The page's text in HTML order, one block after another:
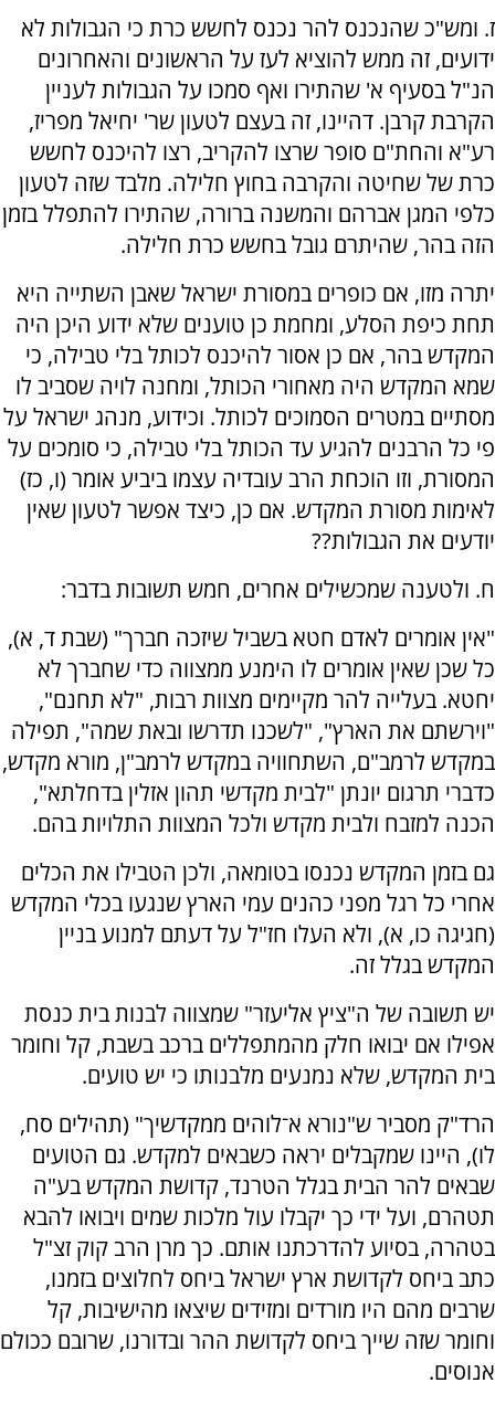
ז. ומש"כ שהנכנס להר נכנס לחשש כרת כי הגבולות לא
ידועים, זה ממש להוציא לעז על הראשונים והאחרונים
הנ"ל בסעיף א' שהתירו ואף סמכו על הגבולות לעניין
הקרבת קרבן. דהיינו, זה בעצם לטעון שר' יחיאל מפריז,
רע"א והחת"ם סופר שרצו להקריב, רצו להיכנס לחשש
כרת של שחיטה והקרבה בחוץ חלילה. מלבד שזה לטעון
כלפי המגן אברהם והמשנה ברורה, שהתירו להתפלל בזמן
הזה בהר, שהיתרם גובל בחשש כרת חלילה.
יתרה מזו, אם כופרים במסורת ישראל שאבן השתייה היא
תחת כיפת הסלע, ומחמת כן טוענים שלא ידוע היכן היה
המקדש בהר, אם כן אסור להיכנס לכותל בלי טבילה, כי
שמא המקדש היה מאחורי הכותל, ומחנה לויה שסביב לו
מסתיים במטרים הסמוכים לכותל. וכידוע, מנהג ישראל על
פי כל הרבנים להגיע עד הכותל בלי טבילה, כי סומכים על
המסורת, וזו הוכחת הרב עובדיה עצמו ביביע אומר (ו, כז)
לאימות מסורת המקדש. אם כן, כיצד אפשר לטעון שאין
יודעים את הגבולות??
ח. ולטענה שמכשילים אחרים, חמש תשובות בדבר:
"אין אומרים לאדם חטא בשביל שיזכה חברך" (שבת ד, א),
כל שכן שאין אומרים לו הימנע ממצווה כדי שחברך לא
יחטא. בעלייה להר מקיימים מצוות רבות, "לא תחנם",
"וירשתם את הארץ", "לשכנו תדרשו ובאת שמה", תפילה
במקדש לרמב"ם, השתחוויה במקדש לרמב"ן, מורא מקדש,
כדברי תרגום יונתן "לבית מקדשי תהון אזלין בדחלתא",
הכנה למזבח ולבית מקדש ולכל המצוות התלויות בהם.
גם בזמן המקדש נכנסו בטומאה, ולכן הטבילו את הכלים
אחרי כל רגל מפני כהנים עמי הארץ שנגעו בכלי המקדש
(חגיגה כו, א), ולא העלו חז"ל על דעתם למנוע בניין
המקדש בגלל זה.
יש תשובה של ה"ציץ אליעזר" שמצווה לבנות בית כנסת
אפילו אם יבואו חלק מהמתפללים ברכב בשבת, קל וחומר
בית המקדש, שלא נמנעים מלבנותו כי יש טועים.
הרד"ק מסביר ש"נורא א־לוהים ממקדשיך" (תהילים סח,
לו), היינו שמקבלים יראה כשבאים למקדש. גם הטועים
שבאים להר הבית בגלל הטרנד, קדושת המקדש בע"ה
תטהרם, ועל ידי כך יקבלו עול מלכות שמים ויבואו להבא
בטהרה, בסיוע להדרכתנו אותם. כך מרן הרב קוק זצ"ל
כתב ביחס לקדושת ארץ ישראל ביחס לחלוצים בזמנו,
שרבים מהם היו מורדים ומזידים שיצאו מהישיבות, קל
וחומר שזה שייך ביחס לקדושת ההר ובדורנו, שרובם ככולם
אנוסים.